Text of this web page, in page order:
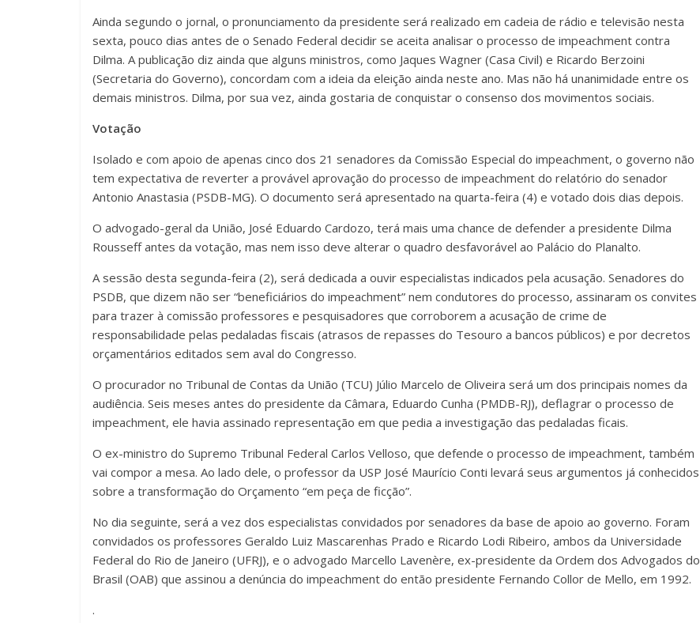
Ainda segundo o jornal, o pronunciamento da presidente será realizado em cadeia de rádio e televisão nesta
sexta, pouco dias antes de o Senado Federal decidir se aceita analisar o processo de impeachment contra
Dilma. A publicação diz ainda que alguns ministros, como Jaques Wagner (Casa Civil) e Ricardo Berzoini
(Secretaria do Governo), concordam com a ideia da eleição ainda neste ano. Mas não há unanimidade entre os
demais ministros. Dilma, por sua vez, ainda gostaria de conquistar o consenso dos movimentos sociais.
Votação
Isolado e com apoio de apenas cinco dos 21 senadores da Comissão Especial do impeachment, o governo não
tem expectativa de reverter a provável aprovação do processo de impeachment do relatório do senador
Antonio Anastasia (PSDB-MG). O documento será apresentado na quarta-feira (4) e votado dois dias depois.
O advogado-geral da União, José Eduardo Cardozo, terá mais uma chance de defender a presidente Dilma
Rousseff antes da votação, mas nem isso deve alterar o quadro desfavorável ao Palácio do Planalto.
A sessão desta segunda-feira (2), será dedicada a ouvir especialistas indicados pela acusação. Senadores do
PSDB, que dizem não ser “beneficiários do impeachment” nem condutores do processo, assinaram os convites
para trazer à comissão professores e pesquisadores que corroborem a acusação de crime de
responsabilidade pelas pedaladas fiscais (atrasos de repasses do Tesouro a bancos públicos) e por decretos
orçamentários editados sem aval do Congresso.
O procurador no Tribunal de Contas da União (TCU) Júlio Marcelo de Oliveira será um dos principais nomes da
audiência. Seis meses antes do presidente da Câmara, Eduardo Cunha (PMDB-RJ), deflagrar o processo de
impeachment, ele havia assinado representação em que pedia a investigação das pedaladas ficais.
O ex-ministro do Supremo Tribunal Federal Carlos Velloso, que defende o processo de impeachment, também
vai compor a mesa. Ao lado dele, o professor da USP José Maurício Conti levará seus argumentos já conhecidos
sobre a transformação do Orçamento “em peça de ficção”.
No dia seguinte, será a vez dos especialistas convidados por senadores da base de apoio ao governo. Foram
convidados os professores Geraldo Luiz Mascarenhas Prado e Ricardo Lodi Ribeiro, ambos da Universidade
Federal do Rio de Janeiro (UFRJ), e o advogado Marcello Lavenère, ex-presidente da Ordem dos Advogados do
Brasil (OAB) que assinou a denúncia do impeachment do então presidente Fernando Collor de Mello, em 1992.
.